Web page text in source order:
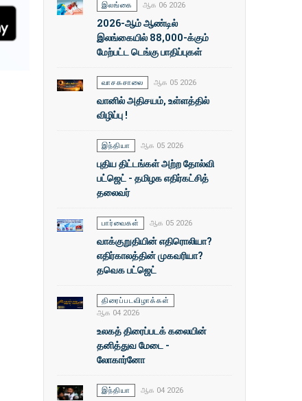
இலங்கை ஆக 06 2026
2026-ஆம் ஆண்டில்
இலங்கையில் 88,000-க்கும்
மேற்பட்ட டெங்கு பாதிப்புகள்
வாசகசாலை ஆக 05 2026
வானில் அதிசயம், உள்ளத்தில்
விழிப்பு !
இந்தியா ஆக 05 2026
புதிய திட்டங்கள் அற்ற தோல்வி
பட்ஜெட் - தமிழக எதிர்கட்சித்
தலைவர்
பார்வைகள் ஆக 05 2026
வாக்குறுதியின் எதிரொலியா?
எதிர்காலத்தின் முகவரியா?
தவெக பட்ஜெட்
திரைப்படவிழாக்கள்
ஆக 04 2026
உலகத் திரைப்படக் கலையின்
தனித்துவ மேடை -
லோகார்னோ
இந்தியா ஆக 04 2026